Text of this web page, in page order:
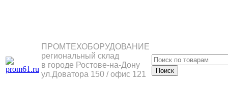
ПРОМТЕХОБОРУДОВАНИЕ
региональный склад
в городе Ростове-на-Дону
ул.Доватора 150 / офис 121